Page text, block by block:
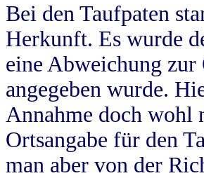
Bei den Taufpaten
Herkunft. Es wurde
eine Abweichung zur
angegeben wurde.
Annahme doch wohl
Ortsangabe für den
man aber von der